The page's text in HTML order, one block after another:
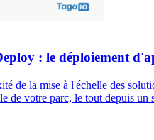
: le déploiement
de la mise à l'échelle des
de votre parc, le tout depuis un